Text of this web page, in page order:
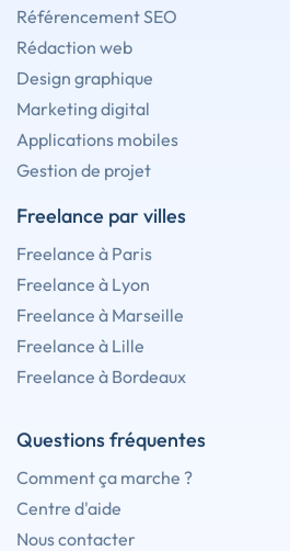
Référencement SEO
Rédaction web
Design graphique
Marketing digital
Applications mobiles
Gestion de projet
Freelance par villes
Freelance à Paris
Freelance à Lyon
Freelance à Marseille
Freelance à Lille
Freelance à Bordeaux
Questions fréquentes
Comment ça marche ?
Centre d'aide
Nous contacter